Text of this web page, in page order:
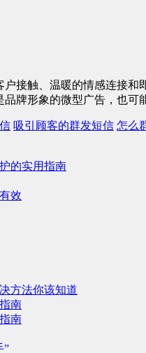
接触、温暖的情感连接
牌形象的微型广告，也可
吸引顾客的群发短信 怎么
的实用指南
效
方法你该知道
南
南
”